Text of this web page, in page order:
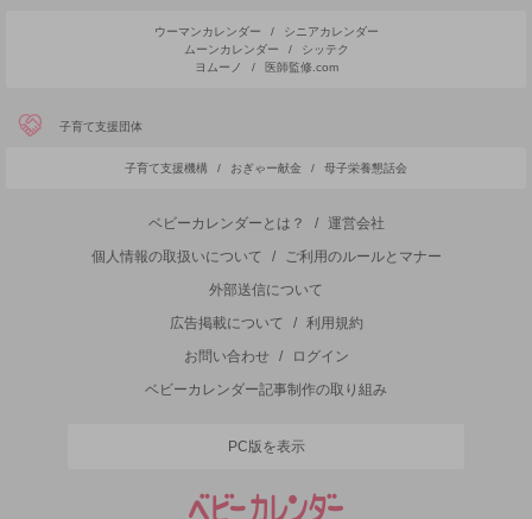
ウーマンカレンダー /
シニアカレンダー
ムーンカレンダー
/
シッテク
ヨムーノ
/ 医師監修.com
子育て支援団体
子育て支援機構 / おぎゃー献金 / 母子栄養懇話会
ベビーカレンダーとは？ /
運営会社
個人情報の取扱いについて
/
ご利用のルールとマナー
外部送信について
広告掲載について
/
利用規約
お問い合わせ
/
ログイン
ベビーカレンダー記事制作の取り組み
PC版を表示